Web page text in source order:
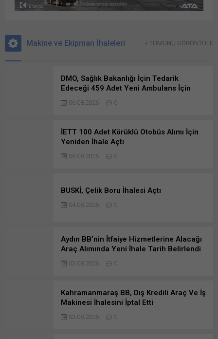
Makine ve Ekipman İhaleleri + TÜMÜNÜ GÖRÜNTÜLE
DMO, Sağlık Bakanlığı İçin Tedarik
Edeceği 459 Adet Yeni Ambulans İçin
Teklif Aldı
06.08.2026 0
İETT 100 Adet Körüklü Otobüs Alımı İçin
Yeniden İhale Açtı
06.08.2026 0
BUSKİ, Çelik Boru İhalesi Açtı
04.08.2026 0
Aydın BB’nin İtfaiye Hizmetlerine Alacağı
Araç Alımında Yeni İhale Tarih Belirlendi
03.08.2026 0
Kahramanmaraş BB, Dış Kredili Araç Ve İş
Makinesi İhalesini İptal Etti
03.08.2026 0